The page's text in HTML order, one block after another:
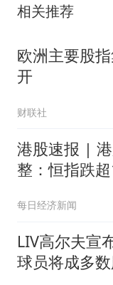
相关推荐
欧洲主要股
开
财联社
港股速报 |
整：恒指跌超
每日经济新闻
LIV高尔夫宣
球员将成多